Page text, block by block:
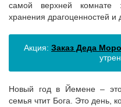
самой верхней комнате
хранения драгоценностей и
Акция: Заказ Деда
Новый год в Йемене –
семья чтит Бога. Это день,